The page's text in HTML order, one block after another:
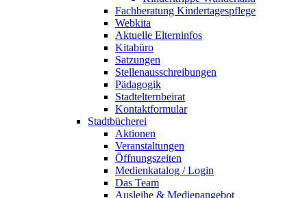
Fachberatung Kindertagespflege
Webkita
Aktuelle Elterninfos
Kitabüro
Satzungen
Stellenausschreibungen
Pädagogik
Stadtelternbeirat
Kontaktformular
Stadtbücherei
Aktionen
Veranstaltungen
Öffnungszeiten
Medienkatalog / Login
Das Team
Ausleihe & Medienangebot